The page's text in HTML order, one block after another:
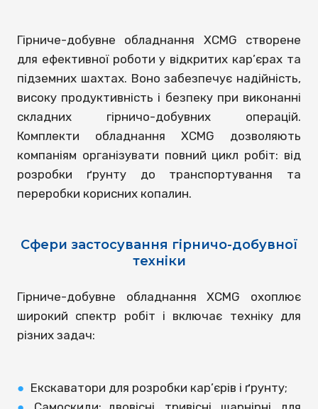
Гірниче-добувне обладнання XCMG створене
для ефективної роботи у відкритих кар’єрах та
підземних шахтах. Воно забезпечує надійність,
високу продуктивність і безпеку при виконанні
складних гірничо-добувних операцій.
Комплекти обладнання XCMG дозволяють
компаніям організувати повний цикл робіт: від
розробки ґрунту до транспортування та
переробки корисних копалин.
Сфери застосування гірничо-добувної
техніки
Гірниче-добувне обладнання XCMG охоплює
широкий спектр робіт і включає техніку для
різних задач:
● Екскаватори для розробки кар’єрів і ґрунту;